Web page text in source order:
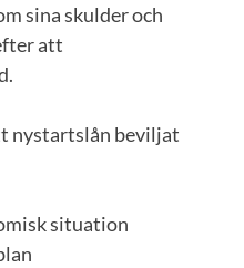
sina skulder och
att
nystartslån beviljat
situation